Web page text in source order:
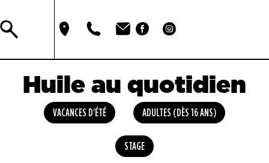
Huile au quotidien
VACANCES D'ÉTÉ ADULTES (DÈS 16 ANS)
STAGE